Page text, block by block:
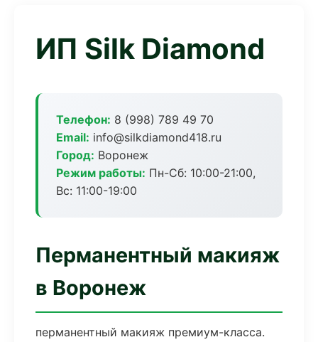
ИП Silk Diamond
Телефон: 8 (998) 789 49 70
Email: info@silkdiamond418.ru
Город: Воронеж
Режим работы: Пн-Сб: 10:00-21:00,
Вс: 11:00-19:00
Перманентный макияж
в Воронеж
перманентный макияж премиум-класса.